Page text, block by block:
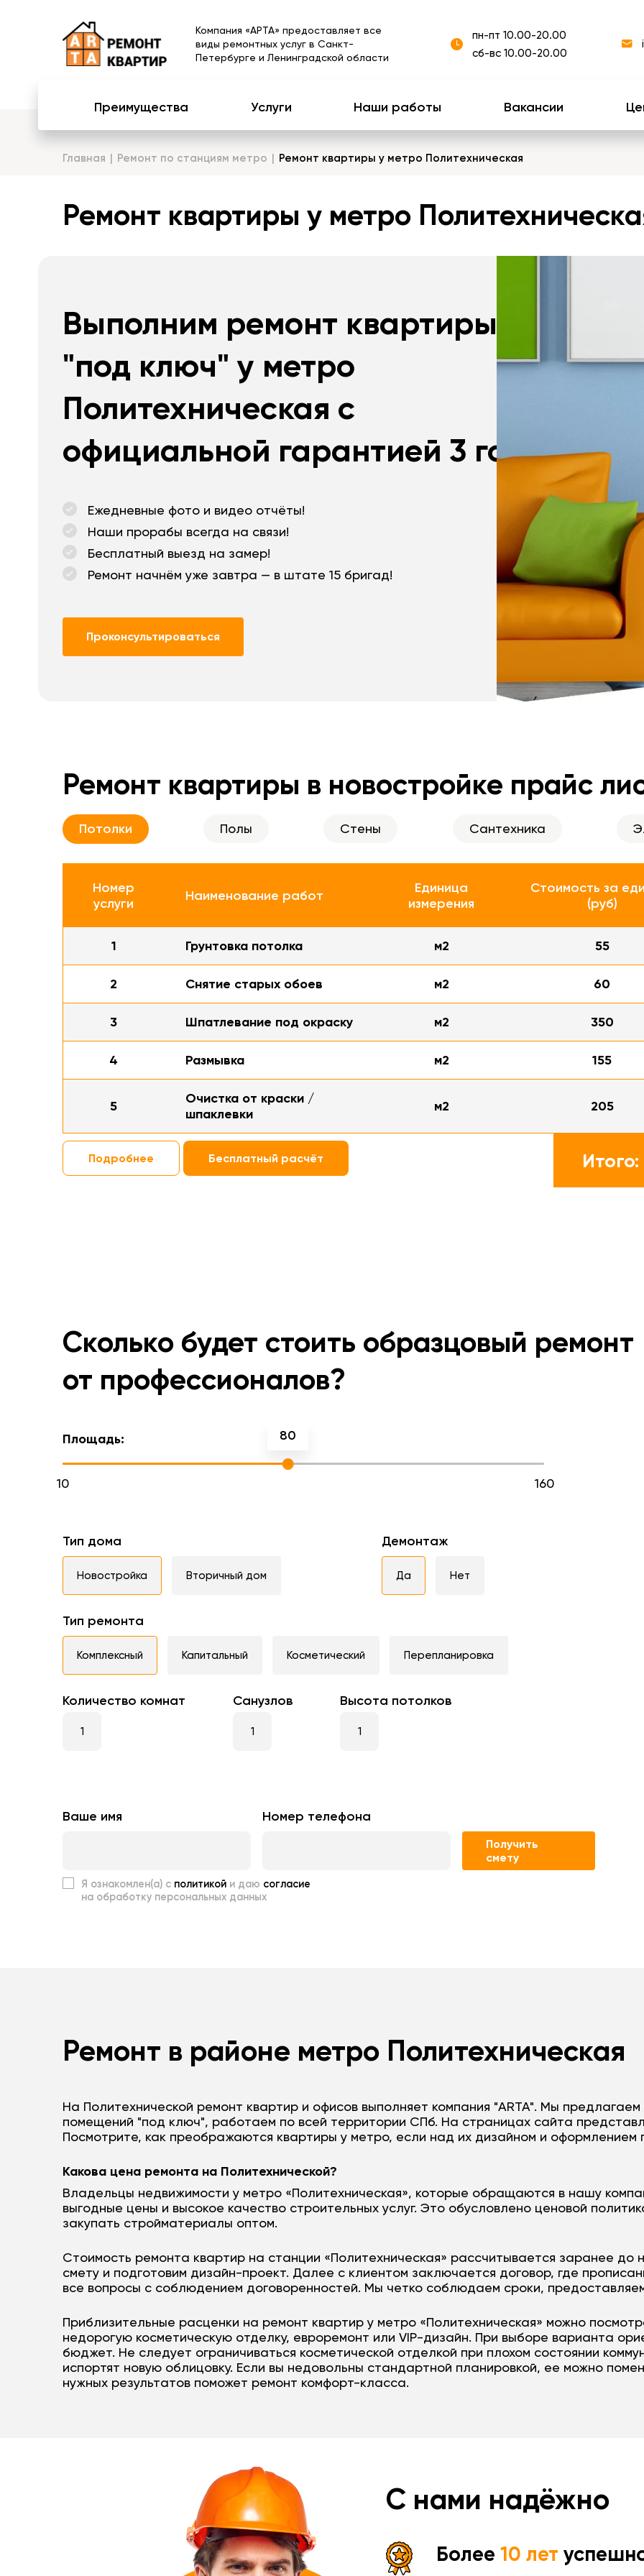
Компания «АРТА» предоставляет все
виды ремонтных услуг в Санкт-
Петербурге и Ленинградской области
пн-пт 10.00-20.00
сб-вс 10.00-20.00
Преимущества Услуги Наши работы Вакансии
Главная Ремонт по станциям метро Ремонт квартиры у метро Политехническая
Ремонт квартиры у метро
Выполним ремонт квартиры
"под ключ" у метро
Политехническая с
официальной гарантией 3 года!
Ежедневные фото и видео отчёты!
Наши прорабы всегда на связи!
Бесплатный выезд на замер!
Ремонт начнём уже завтра — в штате 15 бригад!
Проконсультироваться
Ремонт квартиры в новостройке прайс
Потолки Полы Стены Сантехника
Номер
услуги
Наименование работ
Единица
измерения
Стоимость за
(руб)
1 Грунтовка потолка м2 55
2 Снятие старых обоев м2 60
3 Шпатлевание под окраску м2 350
4 Размывка м2 155
5
Очистка от краски /
шпаклевки
м2 205
Подробнее Бесплатный расчёт Итого:
Сколько будет стоить образцовый ремонт
от профессионалов?
Площадь: 80
10 160
Тип дома
Новостройка Вторичный дом
Демонтаж
Да Нет
Тип ремонта
Комплексный Капитальный Косметический Перепланировка
Количество комнат Санузлов Высота потолков
Ваше имя Номер телефона
Получить
смету
Я ознакомлен(а) с политикой и даю согласие
на обработку персональных данных
Ремонт в районе метро Политехническая
На Политехнической ремонт квартир и офисов выполняет компания "ARTA". Мы
помещений "под ключ", работаем по всей территории СПб. На страницах сайта
Посмотрите, как преображаются квартиры у метро, если над их дизайном и
Какова цена ремонта на Политехнической?
Владельцы недвижимости у метро «Политехническая», которые обращаются в нашу
выгодные цены и высокое качество строительных услуг. Это обусловлено ценовой
закупать стройматериалы оптом.
Стоимость ремонта квартир на станции «Политехническая» рассчитывается заранее
смету и подготовим дизайн-проект. Далее с клиентом заключается договор, где
все вопросы с соблюдением договоренностей. Мы четко соблюдаем сроки,
Приблизительные расценки на ремонт квартир у метро «Политехническая» можно
недорогую косметическую отделку, евроремонт или VIP-дизайн. При выборе варианта
бюджет. Не следует ограничиваться косметической отделкой при плохом состоянии
испортят новую облицовку. Если вы недовольны стандартной планировкой, ее можно
нужных результатов поможет ремонт комфорт-класса.
С нами надёжно
Более 10 лет